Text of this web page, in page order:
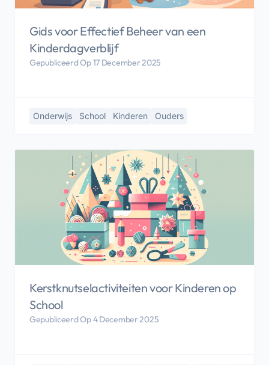
Gids voor Effectief Beheer van een
Kinderdagverblijf
Gepubliceerd Op 17 December 2025
Onderwijs School Kinderen Ouders
Kerstknutselactiviteiten voor Kinderen op
School
Gepubliceerd Op 4 December 2025